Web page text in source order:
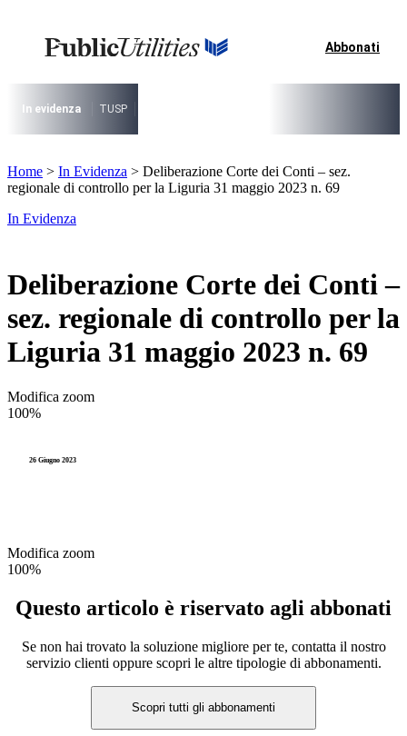
contenuto
I più cercati
Lorem ipsum dolor sit amet consectetur
Lorem ipsum dolor sit amet consectetur
Abbonati
In evidenza TUSP
I più cercati
Lorem ipsum dolor sit amet consectetur
Home > In Evidenza > Deliberazione Corte dei Conti – sez.
regionale di controllo per la Liguria 31 maggio 2023 n. 69
In Evidenza
Deliberazione Corte dei Conti –
sez. regionale di controllo per la
Liguria 31 maggio 2023 n. 69
Modifica zoom
100%
26 Giugno 2023
Modifica zoom
100%
Questo articolo è riservato agli abbonati
Se non hai trovato la soluzione migliore per te, contatta il nostro
servizio clienti oppure scopri le altre tipologie di abbonamenti.
Scopri tutti gli abbonamenti